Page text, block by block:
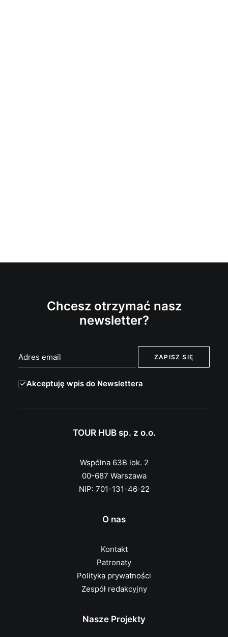
Chcesz otrzymać nasz
newsletter?
Akceptuję wpis do Newslettera
TOUR HUB sp. z o.o.
Wspólna 63B lok. 2
00-687 Warszawa
NIP: 701-131-46-22
O nas
Kontakt
Patronaty
Polityka prywatności
Zespół redakcyjny
Nasze Projekty